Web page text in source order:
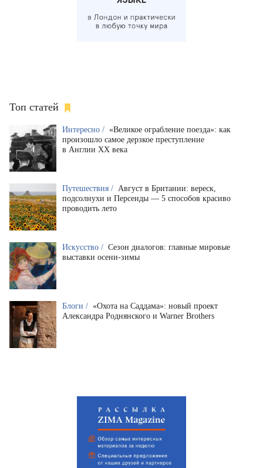
Топ статей
Интересно / «Великое ограбление поезда»: как
произошло самое дерзкое преступление
в Англии XX века
Путешествия / Август в Британии: вереск,
подсолнухи и Персеиды — 5 способов красиво
проводить лето
Искусство / Сезон диалогов: главные мировые
выставки осени-зимы
Блоги / «Охота на Саддама»: новый проект
Александра Роднянского и Warner Brothers